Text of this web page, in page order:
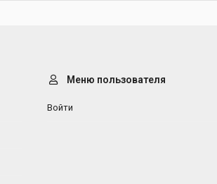
Меню пользователя
Войти